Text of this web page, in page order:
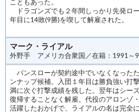
こともあった。
ドラゴンズでも２年間しっかり先発ロ
年目に14敗(9勝)を喫して解雇された。
マーク・ライアル
外野手 アメリカ合衆国／在籍：1991～
バンスローが契約途中でいなくなった
ンナップ候補。入団１年目は勝負強い打
満に次ぐ打撃成績を残した。翌年はシー
復帰することなく解雇。代役のアロンゾ
活躍したおかげで、ライアルの名は完全